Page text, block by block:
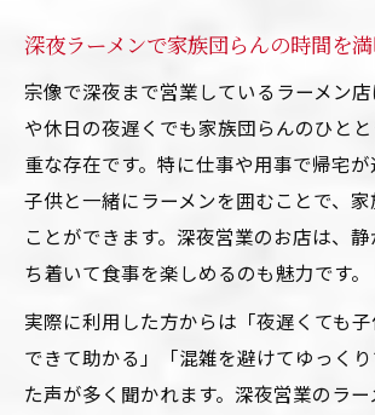
深夜ラーメンで家族団らんの時間を
宗像で深夜まで営業しているラーメン
や休日の夜遅くでも家族団らんのひと
重な存在です。特に仕事や用事で帰宅が
子供と一緒にラーメンを囲むことで、
ことができます。深夜営業のお店は、
ち着いて食事を楽しめるのも魅力です。
実際に利用した方からは「夜遅くても
できて助かる」「混雑を避けてゆっく
た声が多く聞かれます。深夜営業のラ